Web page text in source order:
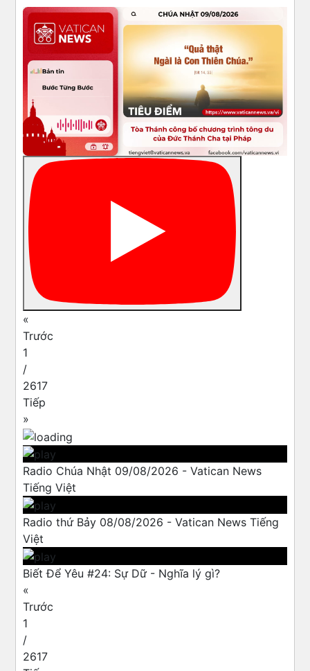
«
Trước
1
/
2617
Tiếp
»
Radio Chúa Nhật 09/08/2026 - Vatican News
Tiếng Việt
Radio thứ Bảy 08/08/2026 - Vatican News Tiếng
Việt
Biết Để Yêu #24: Sự Dữ - Nghĩa lý gì?
«
Trước
1
/
2617